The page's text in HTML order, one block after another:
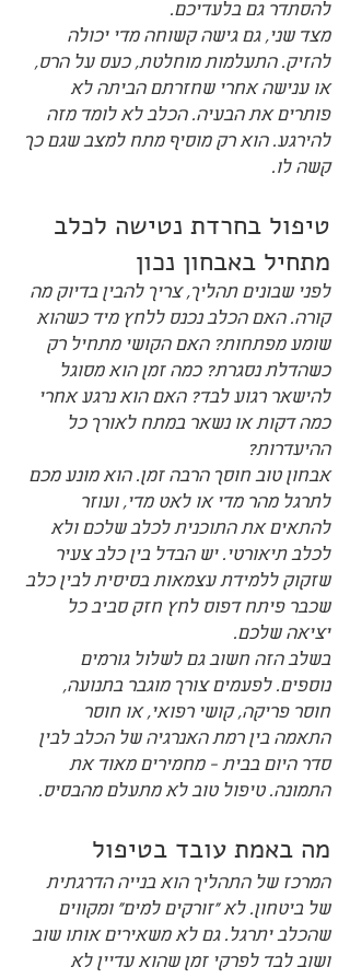
להסתדר גם בלעדיכם.
מצד שני, גם גישה קשוחה מדי יכולה
להזיק. התעלמות מוחלטת, כעס על הרס,
או ענישה אחרי שחזרתם הביתה לא
פותרים את הבעיה. הכלב לא לומד מזה
להירגע. הוא רק מוסיף מתח למצב שגם כך
קשה לו.
טיפול בחרדת נטישה לכלב
מתחיל באבחון נכון
לפני שבונים תהליך, צריך להבין בדיוק מה
קורה. האם הכלב נכנס ללחץ מיד כשהוא
שומע מפתחות? האם הקושי מתחיל רק
כשהדלת נסגרת? כמה זמן הוא מסוגל
להישאר רגוע לבד? האם הוא נרגע אחרי
כמה דקות או נשאר במתח לאורך כל
ההיעדרות?
אבחון טוב חוסך הרבה זמן. הוא מונע מכם
לתרגל מהר מדי או לאט מדי, ועוזר
להתאים את התוכנית לכלב שלכם ולא
לכלב תיאורטי. יש הבדל בין כלב צעיר
שזקוק ללמידת עצמאות בסיסית לבין כלב
שכבר פיתח דפוס לחץ חזק סביב כל
יציאה שלכם.
בשלב הזה חשוב גם לשלול גורמים
נוספים. לפעמים צורך מוגבר בתנועה,
חוסר פריקה, קושי רפואי, או חוסר
התאמה בין רמת האנרגיה של הכלב לבין
סדר היום בבית - מחמירים מאוד את
התמונה. טיפול טוב לא מתעלם מהבסיס.
מה באמת עובד בטיפול
המרכז של התהליך הוא בנייה הדרגתית
של ביטחון. לא "זורקים למים" ומקווים
שהכלב יתרגל. גם לא משאירים אותו שוב
ושוב לבד לפרקי זמן שהוא עדיין לא